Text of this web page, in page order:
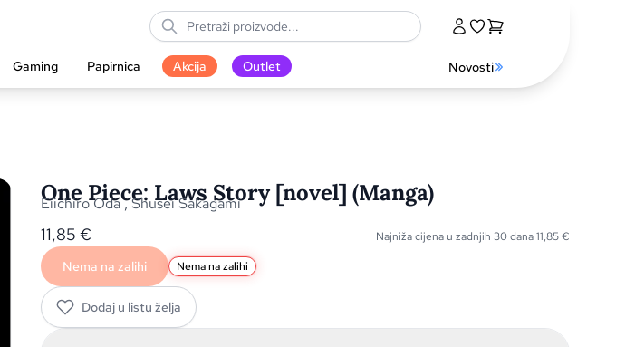
Gaming Papirnica Akcija Outlet Novosti
One Piece: Laws Story [novel] (Manga)
Eiichiro Oda,Shusei Sakagami
11,85 € Najniža cijena u zadnjih 30 dana11,85€
Nema na zalihi Nema na zalihi
Dodaj u listu želja